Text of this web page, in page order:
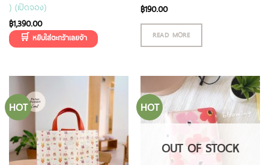
) (เปิดจอง)
฿1,390.00
฿190.00
READ MORE
HOT HOT
OUT OF STOCK